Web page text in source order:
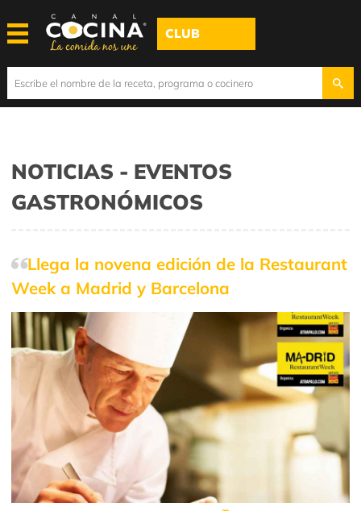
CLUB
NOTICIAS - EVENTOS
GASTRONÓMICOS
Llega la novena edición de la Restaurant
Week a Madrid y Barcelona